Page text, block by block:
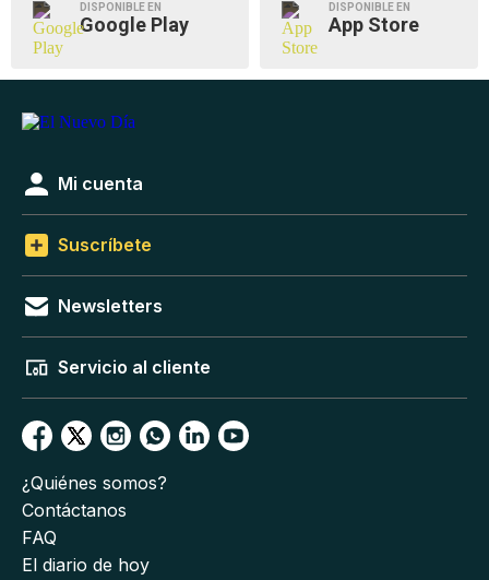
DISPONIBLE EN
Google Play
DISPONIBLE EN
App Store
Mi cuenta
Suscríbete
Newsletters
Servicio al cliente
¿Quiénes somos?
Contáctanos
FAQ
El diario de hoy